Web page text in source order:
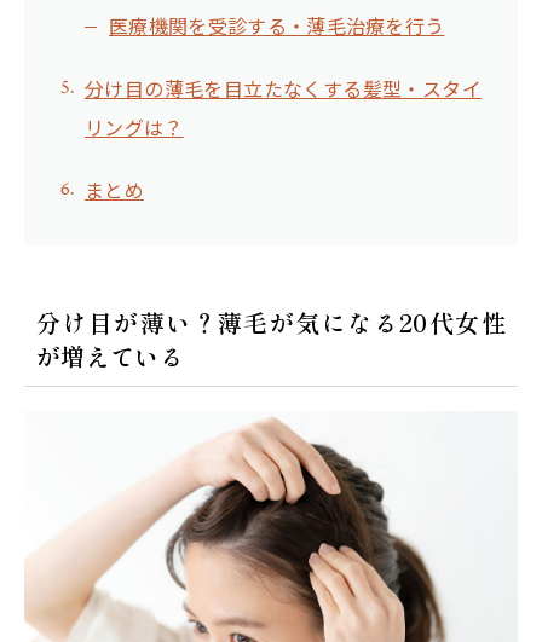
医療機関を受診する・薄毛治療を行う
分け目の薄毛を目立たなくする髪型・スタイ
リングは？
まとめ
分け目が薄い？薄毛が気になる20代女性
が増えている